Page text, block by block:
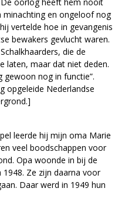
minachting en ongeloof nog
vertelde hoe in gevangenis
bewakers gevlucht waren.
die de
laten, maar dat niet deden.
gewoon nog in functie”.
opgeleide Nederlandse
leerde hij mijn oma Marie
veel boodschappen voor
Opa woonde in bij de
Ze zijn daarna voor
Daar werd in 1949 hun